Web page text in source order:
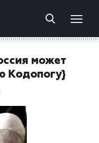
может
Кодопогу}